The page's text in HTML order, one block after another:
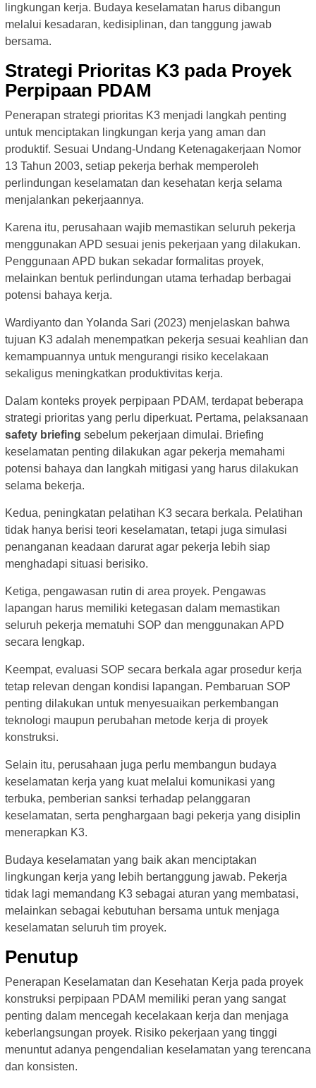
lingkungan kerja. Budaya keselamatan harus dibangun
melalui kesadaran, kedisiplinan, dan tanggung jawab
bersama.
Strategi Prioritas K3 pada Proyek
Perpipaan PDAM
Penerapan strategi prioritas K3 menjadi langkah penting
untuk menciptakan lingkungan kerja yang aman dan
produktif. Sesuai Undang-Undang Ketenagakerjaan Nomor
13 Tahun 2003, setiap pekerja berhak memperoleh
perlindungan keselamatan dan kesehatan kerja selama
menjalankan pekerjaannya.
Karena itu, perusahaan wajib memastikan seluruh pekerja
menggunakan APD sesuai jenis pekerjaan yang dilakukan.
Penggunaan APD bukan sekadar formalitas proyek,
melainkan bentuk perlindungan utama terhadap berbagai
potensi bahaya kerja.
Wardiyanto dan Yolanda Sari (2023) menjelaskan bahwa
tujuan K3 adalah menempatkan pekerja sesuai keahlian dan
kemampuannya untuk mengurangi risiko kecelakaan
sekaligus meningkatkan produktivitas kerja.
Dalam konteks proyek perpipaan PDAM, terdapat beberapa
strategi prioritas yang perlu diperkuat. Pertama, pelaksanaan
safety briefing sebelum pekerjaan dimulai. Briefing
keselamatan penting dilakukan agar pekerja memahami
potensi bahaya dan langkah mitigasi yang harus dilakukan
selama bekerja.
Kedua, peningkatan pelatihan K3 secara berkala. Pelatihan
tidak hanya berisi teori keselamatan, tetapi juga simulasi
penanganan keadaan darurat agar pekerja lebih siap
menghadapi situasi berisiko.
Ketiga, pengawasan rutin di area proyek. Pengawas
lapangan harus memiliki ketegasan dalam memastikan
seluruh pekerja mematuhi SOP dan menggunakan APD
secara lengkap.
Keempat, evaluasi SOP secara berkala agar prosedur kerja
tetap relevan dengan kondisi lapangan. Pembaruan SOP
penting dilakukan untuk menyesuaikan perkembangan
teknologi maupun perubahan metode kerja di proyek
konstruksi.
Selain itu, perusahaan juga perlu membangun budaya
keselamatan kerja yang kuat melalui komunikasi yang
terbuka, pemberian sanksi terhadap pelanggaran
keselamatan, serta penghargaan bagi pekerja yang disiplin
menerapkan K3.
Budaya keselamatan yang baik akan menciptakan
lingkungan kerja yang lebih bertanggung jawab. Pekerja
tidak lagi memandang K3 sebagai aturan yang membatasi,
melainkan sebagai kebutuhan bersama untuk menjaga
keselamatan seluruh tim proyek.
Penutup
Penerapan Keselamatan dan Kesehatan Kerja pada proyek
konstruksi perpipaan PDAM memiliki peran yang sangat
penting dalam mencegah kecelakaan kerja dan menjaga
keberlangsungan proyek. Risiko pekerjaan yang tinggi
menuntut adanya pengendalian keselamatan yang terencana
dan konsisten.